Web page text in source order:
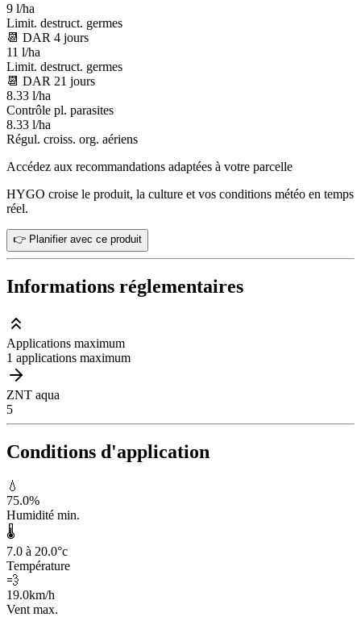
9 l/ha
Limit. destruct. germes
📆 DAR 4 jours
11 l/ha
Limit. destruct. germes
📆 DAR 21 jours
8.33 l/ha
Contrôle pl. parasites
8.33 l/ha
Régul. croiss. org. aériens
Accédez aux recommandations adaptées à votre parcelle
HYGO croise le produit, la culture et vos conditions météo en temps
réel.
👉 Planifier avec ce produit
Informations réglementaires
Applications maximum
1 applications maximum
ZNT aqua
5
Conditions d'application
💧
75.0%
Humidité min.
🌡️
7.0 à 20.0°c
Température
💨
19.0km/h
Vent max.